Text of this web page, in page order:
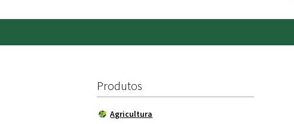
Produtos
Agricultura